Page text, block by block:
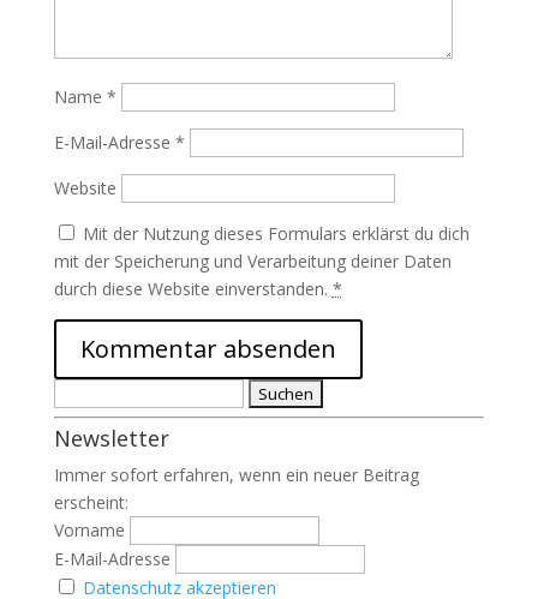
Name *
E-Mail-Adresse *
Website
Mit der Nutzung dieses Formulars erklärst du dich
mit der Speicherung und Verarbeitung deiner Daten
durch diese Website einverstanden. *
nach:
Newsletter
Immer sofort erfahren, wenn ein neuer Beitrag
erscheint:
Vorname
E-Mail-Adresse
Datenschutz akzeptieren